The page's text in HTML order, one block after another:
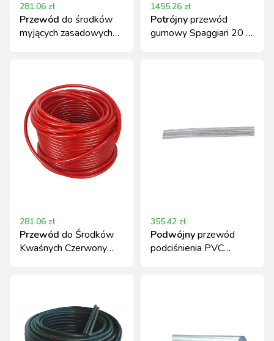
281.06 zł
Przewód do środków
myjących zasadowych
1455.26 zł
Potrójnyprzewód
gumowy Spaggiari 20 m
281.06 zł
Przewód do Środków
Kwaśnych Czerwony
355.42 zł
Podwójnyprzewód
podciśnienia PVC